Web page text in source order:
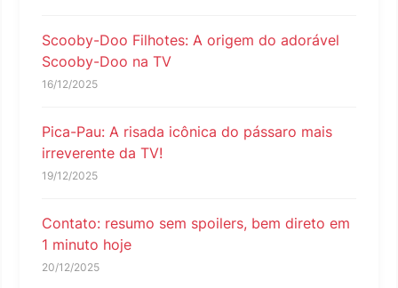
Scooby-Doo Filhotes: A origem do adorável
Scooby-Doo na TV
16/12/2025
Pica-Pau: A risada icônica do pássaro mais
irreverente da TV!
19/12/2025
Contato: resumo sem spoilers, bem direto em
1 minuto hoje
20/12/2025